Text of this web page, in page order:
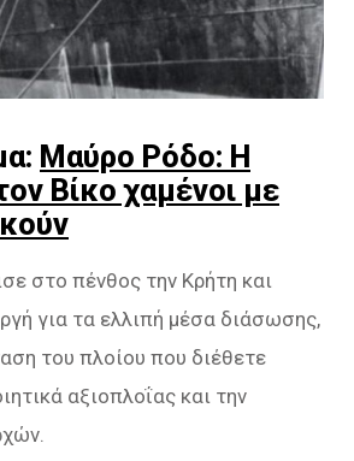
Μαύρο Ρόδο: H
Βίκο χαμένοι με
στο πένθος την Κρήτη και
για τα ελλιπή μέσα διάσωσης,
του πλοίου που διέθετε
αξιοπλοΐας και την